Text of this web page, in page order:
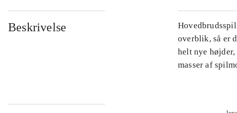
Beskrivelse
overblik, så er
helt nye
masser af